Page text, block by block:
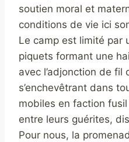
soutien moral et
conditions de vie ici
Le camp est limité par
piquets formant une
avec l’adjonction de fil
s’enchevêtrant dans
mobiles en faction fusil
entre leurs guérites,
Pour nous, la